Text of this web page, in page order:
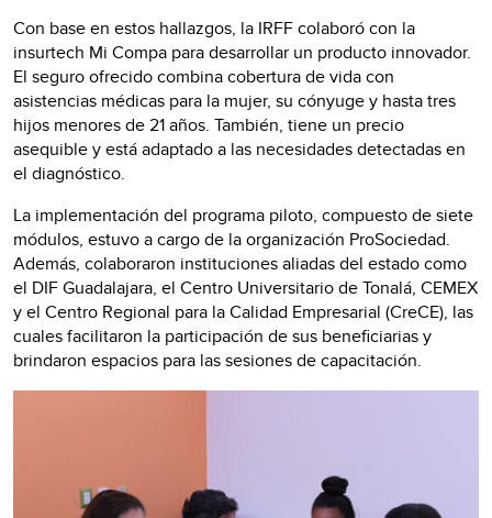
Con base en estos hallazgos, la IRFF colaboró con la
insurtech Mi Compa para desarrollar un producto innovador.
El seguro ofrecido combina cobertura de vida con
asistencias médicas para la mujer, su cónyuge y hasta tres
hijos menores de 21 años. También, tiene un precio
asequible y está adaptado a las necesidades detectadas en
el diagnóstico.
La implementación del programa piloto, compuesto de siete
módulos, estuvo a cargo de la organización ProSociedad.
Además, colaboraron instituciones aliadas del estado como
el DIF Guadalajara, el Centro Universitario de Tonalá, CEMEX
y el Centro Regional para la Calidad Empresarial (CreCE), las
cuales facilitaron la participación de sus beneficiarias y
brindaron espacios para las sesiones de capacitación.